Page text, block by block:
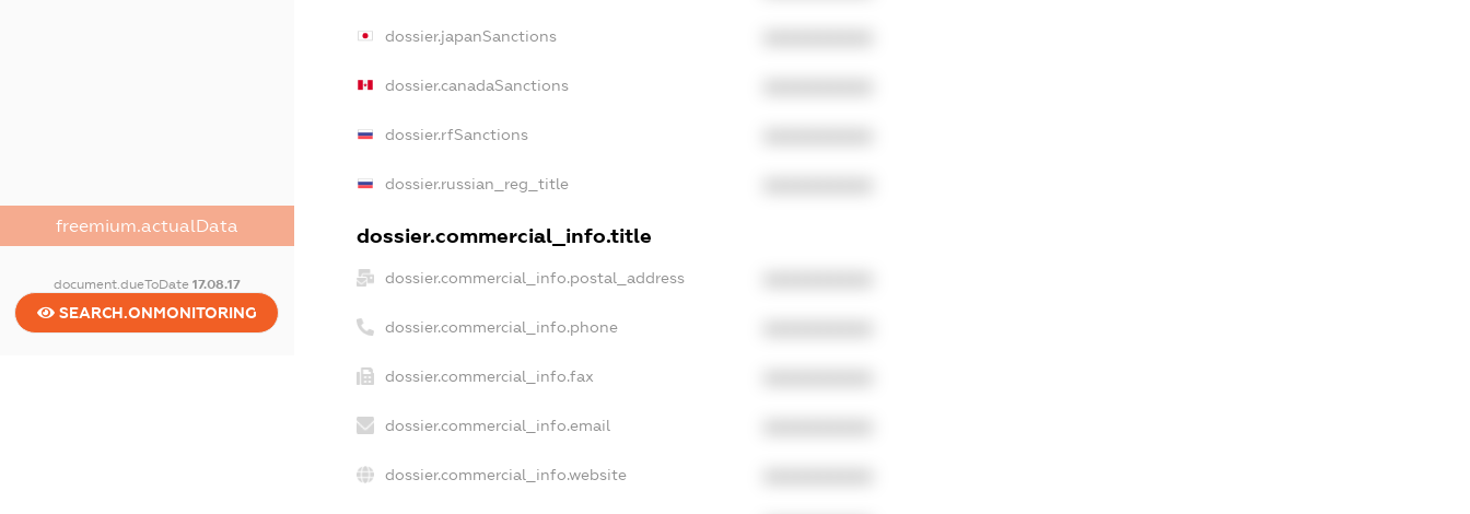
freemium.actualData
document.dueToDate 17.08.17
SEARCH.ONMONITORING
dossier.japanSanctions
dossier.canadaSanctions
dossier.rfSanctions
dossier.russian_reg_title
dossier.commercial_info.title
dossier.commercial_info.postal_address
dossier.commercial_info.phone
dossier.commercial_info.fax
dossier.commercial_info.email
dossier.commercial_info.website